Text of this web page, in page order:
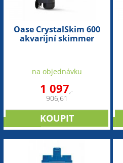
Oase CrystalSkim 600
akvarijní skimmer
na objednávku
1 097,-
906,61